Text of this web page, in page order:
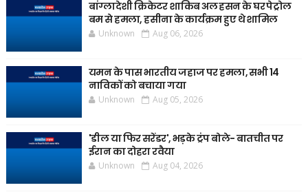
बांग्लादेशी क्रिकेटर शाकिब अल हसन के घर पेट्रोल
बम से हमला, हसीना के कार्यक्रम हुए थे शामिल
Unknown Aug 06, 2026
यमन के पास भारतीय जहाज पर हमला, सभी 14
नाविकों को बचाया गया
Unknown Aug 05, 2026
'डील या फिर सरेंडर', भड़के ट्रंप बोले- बातचीत पर
ईरान का दोहरा रवैया
Unknown Aug 04, 2026